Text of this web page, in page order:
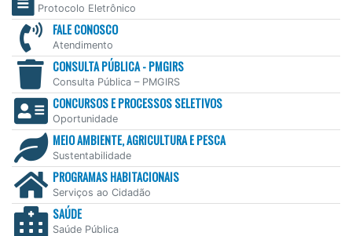
Protocolo Eletrônico
FALE CONOSCO
Atendimento
CONSULTA PÚBLICA - PMGIRS
Consulta Pública – PMGIRS
CONCURSOS E PROCESSOS SELETIVOS
Oportunidade
MEIO AMBIENTE, AGRICULTURA E PESCA
Sustentabilidade
PROGRAMAS HABITACIONAIS
Serviços ao Cidadão
SAÚDE
Saúde Pública